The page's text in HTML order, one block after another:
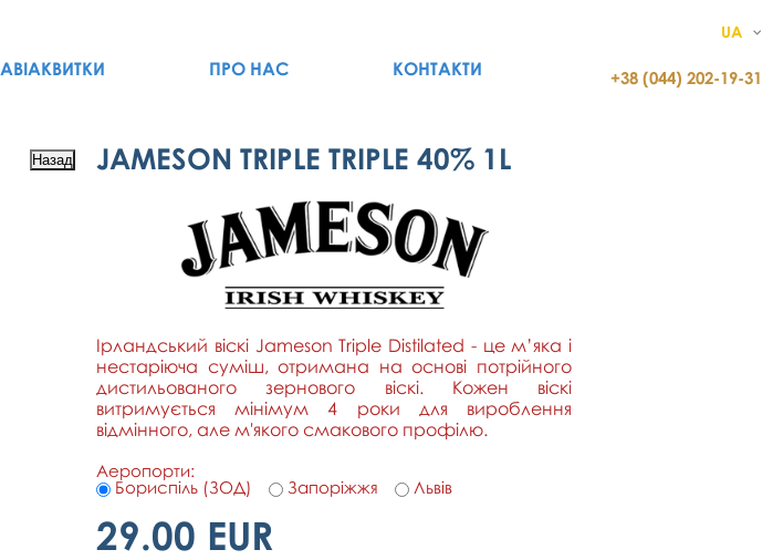
АВІАКВИТКИ ПРО НАС КОНТАКТИ
UA
+38 (044) 202-19-31
JAMESON TRIPLE TRIPLE 40% 1L
Ірландський віскі Jameson Triple Distilated - це м’яка і
нестаріюча суміш, отримана на основі потрійного
дистильованого зернового віскі. Кожен віскі
витримується мінімум 4 роки для вироблення
відмінного, але м'якого смакового профілю.
Аеропорти:
Бориспіль (ЗОД)
Запоріжжя Львів
29.00 EUR